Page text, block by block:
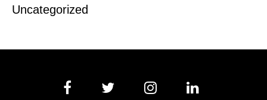
Uncategorized